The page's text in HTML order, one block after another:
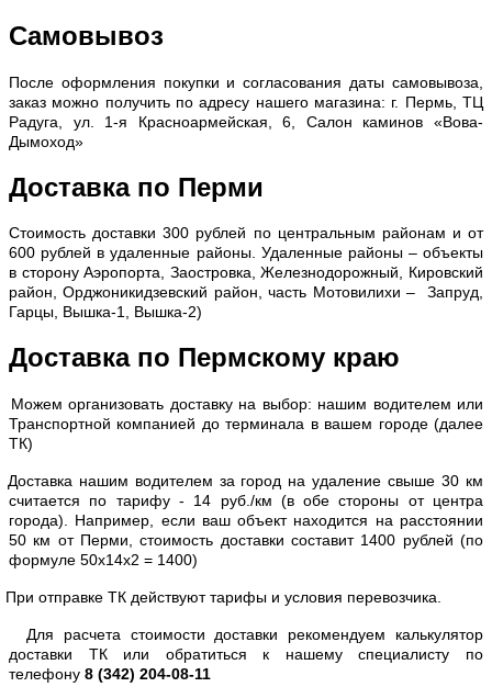
Самовывоз
После оформления покупки и согласования даты самовывоза,
заказ можно получить по адресу нашего магазина: г. Пермь, ТЦ
Радуга, ул. 1-я Красноармейская, 6, Салон каминов «Вова-
Дымоход»
Доставка по Перми
Стоимость доставки 300 рублей по центральным районам и от
600 рублей в удаленные районы. Удаленные районы – объекты
в сторону Аэропорта, Заостровка, Железнодорожный, Кировский
район, Орджоникидзевский район, часть Мотовилихи – Запруд,
Гарцы, Вышка-1, Вышка-2)
Доставка по Пермскому краю
Можем организовать доставку на выбор: нашим водителем или
Транспортной компанией до терминала в вашем городе (далее
ТК)
Доставка нашим водителем за город на удаление свыше 30 км
считается по тарифу - 14 руб./км (в обе стороны от центра
города). Например, если ваш объект находится на расстоянии
50 км от Перми, стоимость доставки составит 1400 рублей (по
формуле 50х14х2 = 1400)
При отправке ТК действуют тарифы и условия перевозчика.
Для расчета стоимости доставки рекомендуем калькулятор
доставки ТК или обратиться к нашему специалисту по
телефону 8 (342) 204-08-11